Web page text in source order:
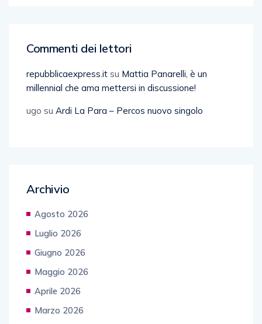
Commenti dei lettori
repubblicaexpress.it su Mattia Panarelli, è un
millennial che ama mettersi in discussione!
ugo su Ardi La Para – Percos nuovo singolo
Archivio
Agosto 2026
Luglio 2026
Giugno 2026
Maggio 2026
Aprile 2026
Marzo 2026